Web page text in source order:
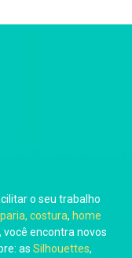
o seu trabalho
costura, home
você encontra novos
as Silhouettes,